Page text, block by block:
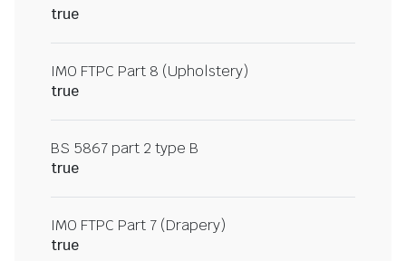
true
IMO FTPC Part 8 (Upholstery)
true
BS 5867 part 2 type B
true
IMO FTPC Part 7 (Drapery)
true